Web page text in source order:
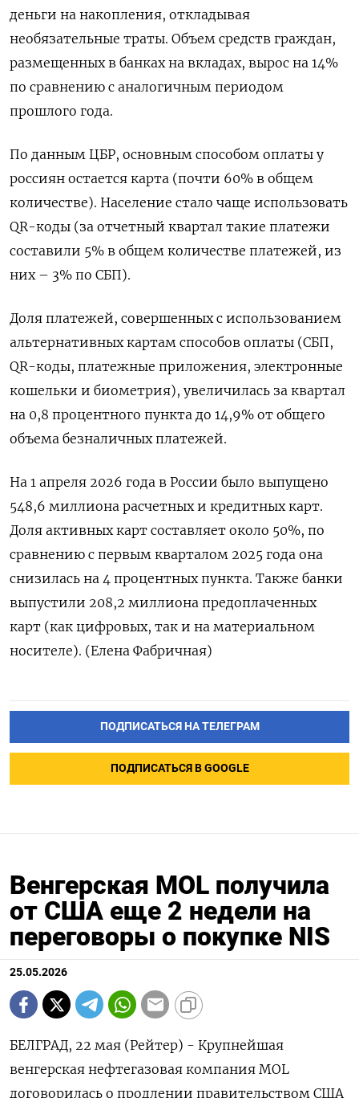
деньги на накопления, откладывая
необязательные траты. Объем средств граждан,
размещенных в ​банках на вкладах, ​вырос на ‌14%
по сравнению с аналогичным периодом
прошлого года.
По данным ЦБР, основным ​способом оплаты у
россиян остается карта (почти 60% в общем
количестве). Население стало чаще использовать
QR-коды (за отчетный квартал такие платежи
составили 5% в общем количестве платежей, из
них – 3% по СБП).
Доля платежей, совершенных с использованием
альтернативных картам способов оплаты (СБП,
QR-коды, платежные приложения, электронные
кошельки и биометрия), увеличилась за квартал ​
на 0,8 процентного пункта до ⁠14,9% от общего
объема безналичных платежей.
На 1 апреля 2026 года в России было выпущено
‌548,6 миллиона расчетных и кредитных карт.
Доля активных карт составляет около 50%, ‌по
сравнению с первым кварталом 2025 года она
снизилась на 4 ​процентных пункта. Также банки
выпустили 208,2 миллиона предоплаченных
карт (как ‌цифровых, так и на материальном
носителе). (Елена Фабричная)
ПОДПИСАТЬСЯ НА ТЕЛЕГРАМ
ПОДПИСАТЬСЯ В GOOGLE
Венгерская MOL получила
от США еще 2 недели на
переговоры о покупке NIS
25.05.2026
БЕЛГРАД, 22 мая (Рейтер) - Крупнейшая
венгерская нефтегазовая компания MOL
договорилась ‌о продлении правительством США